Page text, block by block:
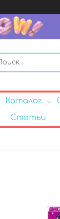
Каталог
Статьи